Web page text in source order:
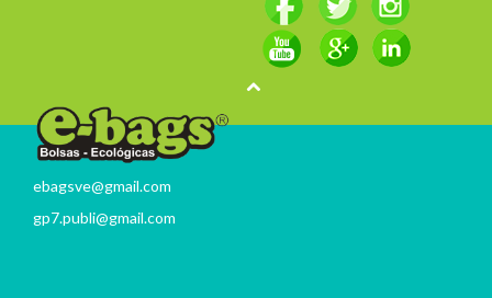
ebagsve@gmail.com
gp7.publi@gmail.com